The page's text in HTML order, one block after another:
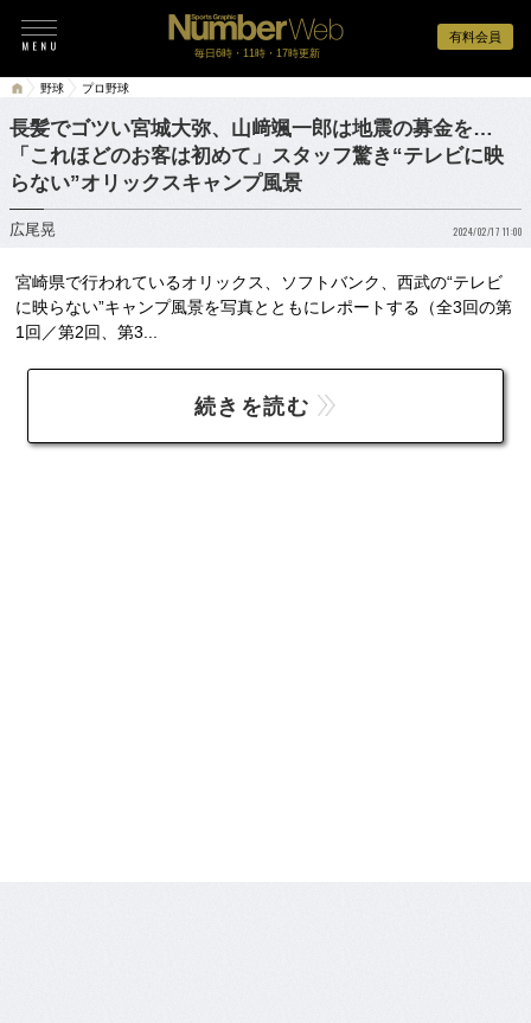
有料会員
毎日6時・11時・17時更新
野球 プロ野球
長髪でゴツい宮城大弥、山﨑颯一郎は地震の募金を…
「これほどのお客は初めて」スタッフ驚き“テレビに映
らない”オリックスキャンプ風景
広尾晃 2024/02/17 11:00
宮崎県で行われているオリックス、ソフトバンク、西武の“テレビ
に映らない”キャンプ風景を写真とともにレポートする（全3回の第
1回／第2回、第3...
続きを読む